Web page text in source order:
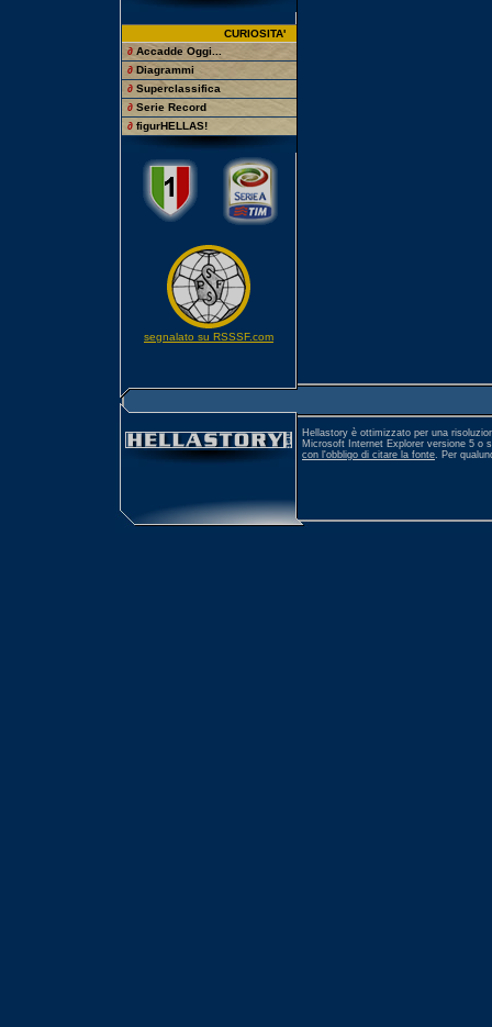
CURIOSITA'
∂ Accadde Oggi...
∂ Diagrammi
∂ Superclassifica
∂ Serie Record
∂ figurHELLAS!
segnalato su RSSSF.com
Hellastory è ottimizzato per una
Microsoft Internet Explorer versione 5 o
con l'obbligo di citare la fonte. Per